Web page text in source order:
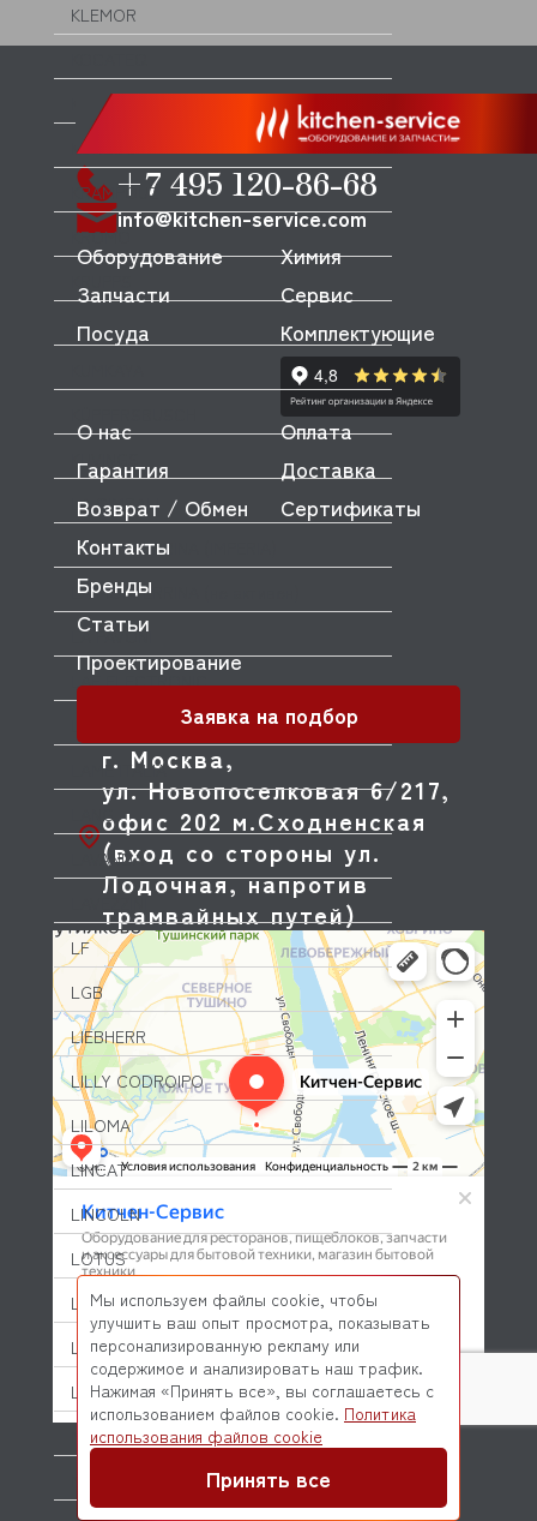
KLEMOR
KOGAST(KOVINASTROJ)
KORECO
KRAMPOUZ
KROMO
KT
KUVINGS
LA CIMBALI
LA MONFERRINA (IMPERIA)
LA MONFERRINA (не активен)
LA PAVONI
LAE ELECTRONIC
LAME ITALIA
LANG
LAVANDA
LAVEZZINI
LF
LGB
LIEBHERR
LILLY CODROIPO
LILOMA
LINCAT
LINCOLN
LOTUS
LOZAMET
LUCIFER-PARKER
LUXSTAHL
M&M
+7 495 120-86-68
info@kitchen-service.com
г. Москва,
ул. Новопоселковая 6/217,
офис 202 м.Сходненская
(вход со стороны ул.
Лодочная, напротив
трамвайных путей)
Оборудование
Запчасти
Посуда
Химия
Сервис
Комплектующие
О нас
Оплата
Гарантия
Доставка
Возврат / Обмен
Сертификаты
Контакты
Бренды
Статьи
Проектирование
Заявка на подбор
© 2026 Kitchen-Service.com Интернет-магазин запчастей
и оборудования профессиональной кухни
Мы используем файлы cookie, чтобы
улучшить ваш опыт просмотра, показывать
персонализированную рекламу или
содержимое и анализировать наш трафик.
Нажимая «Принять все», вы соглашаетесь с
использованием файлов cookie. Политика
использования файлов cookie
Принять все